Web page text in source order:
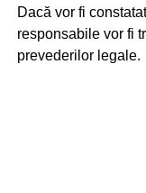
Dacă vor fi
responsabile vor fi
prevederilor legale.